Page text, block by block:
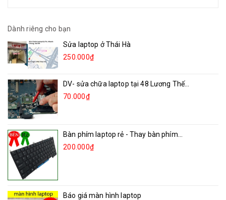
Dành riêng cho bạn
Sửa laptop ở Thái Hà
250.000₫
DV- sửa chữa laptop tại 48 Lương Thế...
70.000₫
Bàn phím laptop rẻ - Thay bàn phím...
200.000₫
Báo giá màn hình laptop